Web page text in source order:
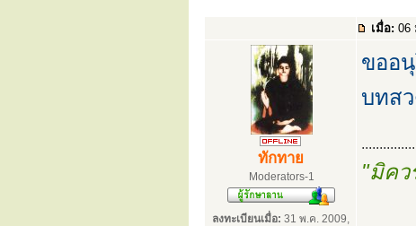
เมื่อ: 06
ทักทาย
Moderators-1
ลงทะเบียนเมื่อ: 31 พ.ค. 2009,
ขออ
บทส
"มิคว